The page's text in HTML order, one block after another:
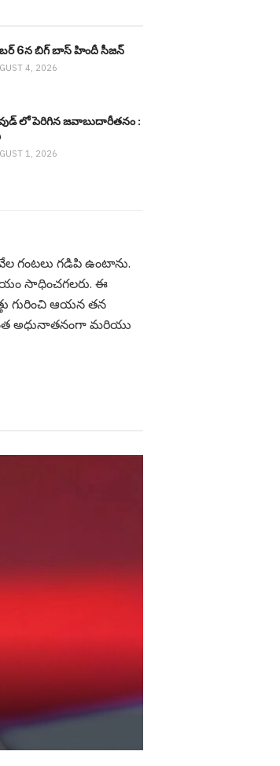
6న బిగ్ బాస్ హిందీ సీజ‌న్
4, 2026
లో పెరిగిన‌ జ‌వాబుదారీత‌నం :
1, 2026
గంటలు గడిపి ఉంటాను.
సాధించగలరు. ఈ
గురించి ఆయన తన
అధునాతనంగా మరియు